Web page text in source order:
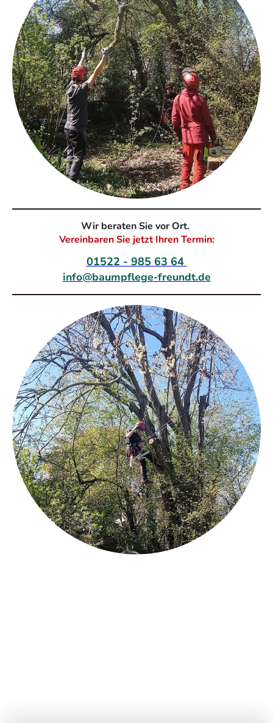
Wir beraten Sie vor Ort.
Vereinbaren Sie jetzt Ihren Termin:
01522 - 985 63 64
info@baumpflege-freundt.de